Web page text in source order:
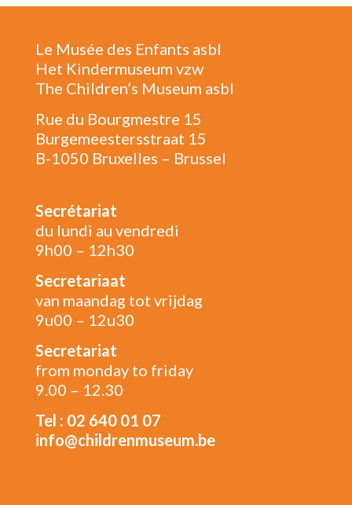
Le Musée des Enfants asbl
Het Kindermuseum vzw
The Children’s Museum asbl
Rue du Bourgmestre 15
Burgemeestersstraat 15
B-1050 Bruxelles – Brussel
Secrétariat
du lundi au vendredi
9h00 – 12h30
Secretariaat
van maandag tot vrijdag
9u00 – 12u30
Secretariat
from monday to friday
9.00 – 12.30
Tel : 02 640 01 07
info@childrenmuseum.be